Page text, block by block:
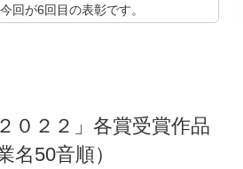
回が6回目の表彰です。
０２２」各賞受賞作品
名50音順）